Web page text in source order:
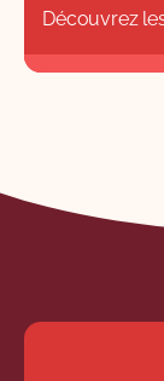
Découvrez